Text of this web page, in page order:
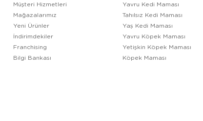
Müşteri Hizmetleri
Mağazalarımız
Yeni Ürünler
İndirimdekiler
Franchising
Bilgi Bankası
Yavru Kedi Maması
Tahılsız Kedi Maması
Yaş Kedi Maması
Yavru Köpek Maması
Yetişkin Köpek Maması
Köpek Maması